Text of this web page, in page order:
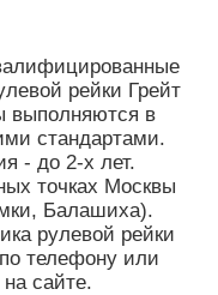
рейки Грейт
выполняются в
стандартами.
- до 2-х лет.
точках Москвы
Балашиха).
рулевой рейки
телефону или
сайте.